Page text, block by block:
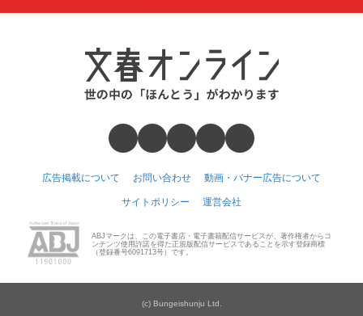
広告掲載について お問い合わせ 動画・バナー広告について
サイトポリシー 運営会社
ABJマークは、この電子書店・電子書籍配信サービスが、著作権者からコ
ンテンツ使用許諾を得た正規版配信サービスであることを示す登録商標
（登録番号6091713号）です。
(c) Bungeishunju Ltd.